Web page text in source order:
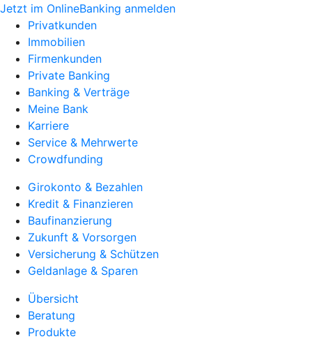
Jetzt im OnlineBanking anmelden
Privatkunden
Immobilien
Firmenkunden
Private Banking
Banking & Verträge
Meine Bank
Karriere
Service & Mehrwerte
Crowdfunding
Girokonto & Bezahlen
Kredit & Finanzieren
Baufinanzierung
Zukunft & Vorsorgen
Versicherung & Schützen
Geldanlage & Sparen
Übersicht
Beratung
Produkte